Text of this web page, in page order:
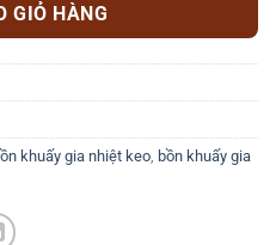
GIỎ HÀNG
khuấy gia nhiệt keo bồn khuấy gia